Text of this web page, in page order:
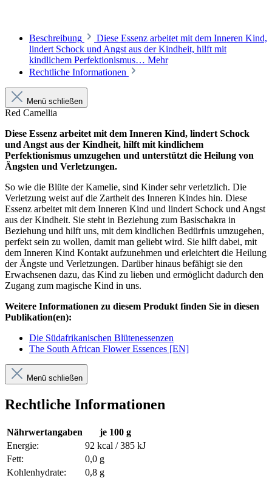
Beschreibung
Diese Essenz arbeitet mit dem Inneren Kind,
lindert Schock und Angst aus der Kindheit, hilft mit
kindlichem Perfektionismus… Mehr
Rechtliche Informationen
Menü schließen
Red Camellia
Diese Essenz arbeitet mit dem Inneren Kind, lindert Schock
und Angst aus der Kindheit, hilft mit kindlichem
Perfektionismus umzugehen und unterstützt die Heilung von
Ängsten und Verletzungen.
So wie die Blüte der Kamelie, sind Kinder sehr verletzlich. Die
Verletzung weist auf die Zartheit des Inneren Kindes hin. Diese
Essenz arbeitet mit dem Inneren Kind und lindert Schock und Angst
aus der Kindheit. Sie steht in Beziehung zum Basischakra in
Beziehung und hilft uns, mit dem kindlichen Bedürfnis umzugehen,
perfekt sein zu wollen, damit man geliebt wird. Sie hilft dabei, mit
dem Inneren Kind Kontakt aufzunehmen und erleichtert die Heilung
der Ängste und Verletzungen. Darüber hinaus befähigt sie den
Erwachsenen dazu, das Kind zu lieben und ermöglicht dadurch den
Zugang zum magische Kind in uns.
Weitere Informationen zu diesem Produkt finden Sie in diesen
Publikation(en):
Die Südafrikanischen Blütenessenzen
The South African Flower Essences [EN]
Menü schließen
Rechtliche Informationen
Nährwertangaben
je 100 g
Energie:
92 kcal / 385 kJ
Fett:
0,0 g
Kohlenhydrate:
0,8 g